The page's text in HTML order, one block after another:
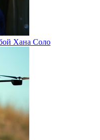
Хана Соло